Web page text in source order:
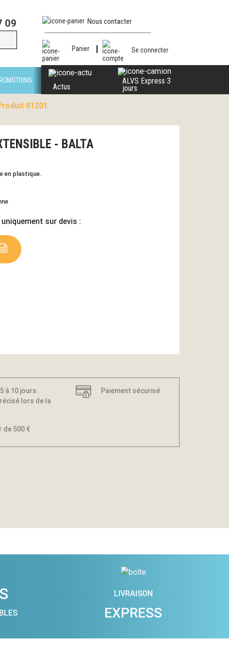
09 Nous contacter
Panier Se connecter
Actus
ALVS Express 3
jours
81201
- BALTA
en plastique.
sur devis :
à 10 jours
lors de la
Paiement sécurisé
de 500 €
LIVRAISON
EXPRESS